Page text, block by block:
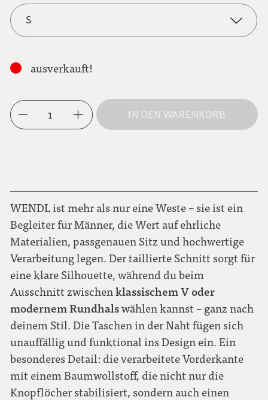
anthrazit
hellbraun
mokkabraun
S
L
ausverkauft!
1 IN DEN WARENKORB
WENDL ist mehr als nur eine Weste – sie ist ein
Begleiter für Männer, die Wert auf ehrliche
Materialien, passgenauen Sitz und hochwertige
Verarbeitung legen. Der taillierte Schnitt sorgt für
eine klare Silhouette, während du beim
Ausschnitt zwischenklassischem V oder
modernem Rundhalswählen kannst – ganz nach
deinem Stil. Die Taschen in der Naht fügen sich
unauffällig und funktional ins Design ein. Ein
besonderes Detail: die verarbeitete Vorderkante
mit einem Baumwollstoff, die nicht nur die
Knopflöcher stabilisiert, sondern auch einen